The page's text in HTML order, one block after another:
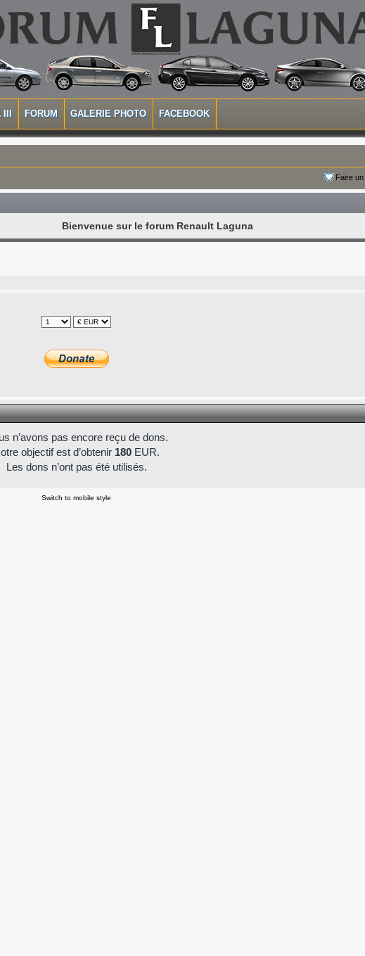
III FORUM GALERIE PHOTO FACEBOOK
Faire
Bienvenue sur le forum Renault Laguna
n’avons pas encore reçu de dons.
objectif est d’obtenir 180 EUR.
Les dons n’ont pas été utilisés.
Switch to mobile style